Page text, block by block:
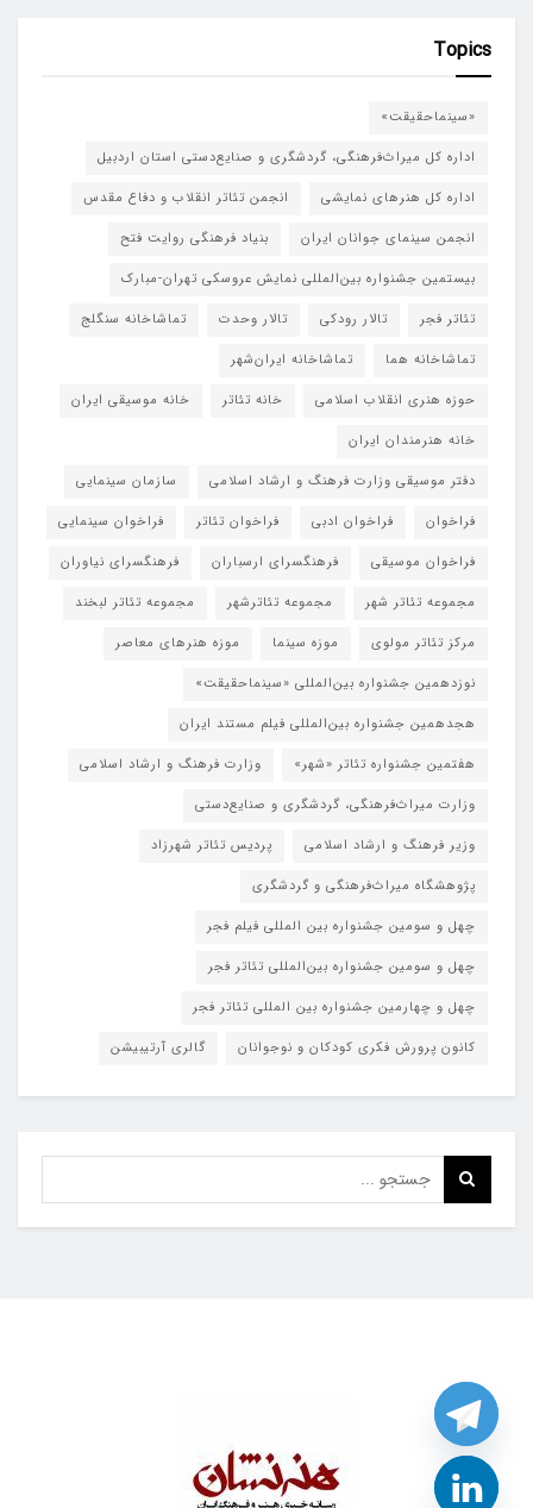
Topics
«سینماحقیقت»
اداره کل میراث‌فرهنگی، گردشگری و صنایع‌دستی استان اردبیل
اداره کل هنرهای نمایشی
انجمن تئاتر انقلاب و دفاع مقدس
انجمن سینمای جوانان ایران
بنیاد فرهنگی روایت فتح
بیستمین جشنواره بین‌المللی نمایش عروسکی تهران-مبارک
تئاتر فجر
تالار رودکی تالار وحدت
تماشاخانه سنگلج
تماشاخانه هما
تماشاخانه‌ ایران‌شهر
حوزه هنری انقلاب اسلامی
خانه تئاتر
خانه موسیقی ایران
خانه هنرمندان ایران
دفتر موسیقی وزارت فرهنگ و ارشاد اسلامی
سازمان سینمایی
فراخوان
فراخوان ادبی فراخوان تئاتر
فراخوان سینمایی
فراخوان موسیقی
فرهنگسرای ارسباران
فرهنگسرای نیاوران
مجموعه تئاتر شهر
مجموعه تئاترشهر
مجموعه تئاتر لبخند
مرکز تئاتر مولوی
موزه سینما
موزه هنرهای معاصر
نوزدهمین جشنواره بین‌المللی «سینماحقیقت»
هجدهمین جشنواره بین‌المللی فیلم مستند ایران
هفتمین جشنواره تئاتر «شهر»
وزارت فرهنگ و ارشاد اسلامی
وزارت میراث‌فرهنگی، گردشگری و صنایع‌دستی
وزیر فرهنگ و ارشاد اسلامی
پردیس تئاتر شهرزاد
پژوهشگاه میراث‌فرهنگی و گردشگری
چهل و سومین جشنواره بین المللی فیلم فجر
چهل و سومین جشنواره بین‌المللی تئاتر فجر
چهل و چهارمین جشنواره بین المللی تئاتر فجر
کانون پرورش فکری کودکان و نوجوانان
گالری آرتیبیشن